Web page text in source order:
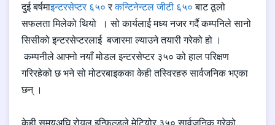
दुई बर्षमाइन्टरसेप्टर ६५० रकन्टिनेन्टल जीटी ६५० बाट ठूलो
सफलता मिलेको थियो । सो कार्यलाई मध्य नजर गर्दै कम्पनिले सानो
सिसीको इन्टरसेप्टरलाई बजारमा ल्याउने तयारी गरेको हो ।
कम्पनीले आफ्नो नयाँ मोडल इन्टरसेप्टर ३५० को हाल परिक्षण
गरिरहेको छ भने सो मोटरबाइकका केही तस्विरहरु सार्वजनिक भएका
छन् ।
केही समयअघि रोयल इन्फिल्डले मेटियोर ३५० सार्वजनिक गरेको